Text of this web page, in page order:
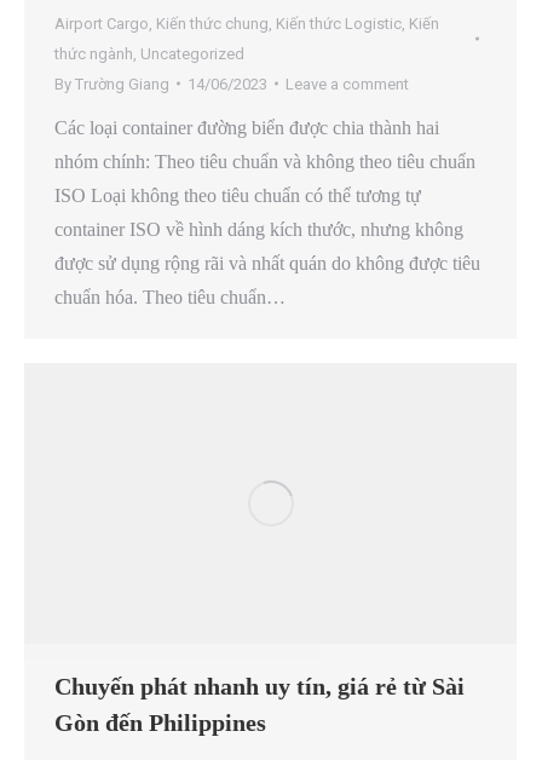
Airport Cargo Kiến thức chung Kiến thức Logistic Kiến
thức ngành Uncategorized
By Trường Giang 14/06/2023 Leave a comment
Các loại container đường biển được chia thành hai
nhóm chính: Theo tiêu chuẩn và không theo tiêu chuẩn
ISO Loại không theo tiêu chuẩn có thể tương tự
container ISO về hình dáng kích thước, nhưng không
được sử dụng rộng rãi và nhất quán do không được tiêu
chuẩn hóa. Theo tiêu chuẩn…
Chuyến phát nhanh uy tín, giá rẻ từ Sài
Gòn đến Philippines